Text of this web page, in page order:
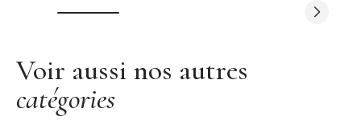
Voir aussi nos autres
catégories